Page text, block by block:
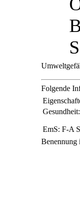
Folgende
Gesundheit:
EmS: F-A
Benennung